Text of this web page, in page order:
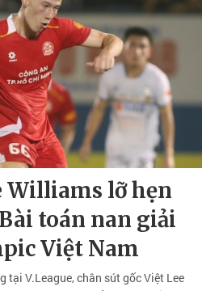
Williams lỡ hẹn
toán nan giải
Việt Nam
tại V.League, chân sút gốc Việt Lee